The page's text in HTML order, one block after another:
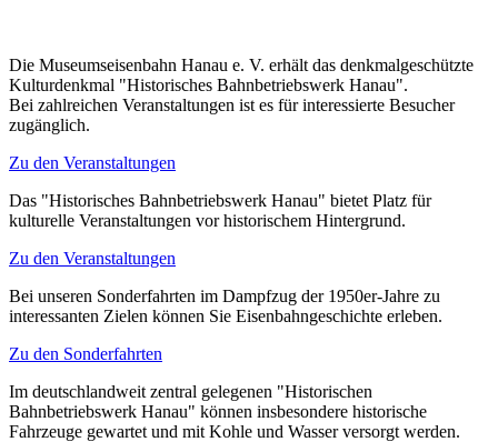
Die Museumseisenbahn Hanau e. V. erhält das denkmalgeschützte
Kulturdenkmal "Historisches Bahnbetriebswerk Hanau".
Bei zahlreichen Veranstaltungen ist es für interessierte Besucher
zugänglich.
Zu den Veranstaltungen
Das "Historisches Bahnbetriebswerk Hanau" bietet Platz für
kulturelle Veranstaltungen vor historischem Hintergrund.
Zu den Veranstaltungen
Bei unseren Sonderfahrten im Dampfzug der 1950er-Jahre zu
interessanten Zielen können Sie Eisenbahngeschichte erleben.
Zu den Sonderfahrten
Im deutschlandweit zentral gelegenen "Historischen
Bahnbetriebswerk Hanau" können insbesondere historische
Fahrzeuge gewartet und mit Kohle und Wasser versorgt werden.